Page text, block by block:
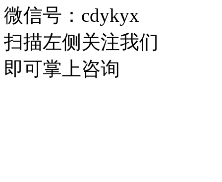
微信号：cdykyx
扫描左侧关注我们
即可掌上咨询